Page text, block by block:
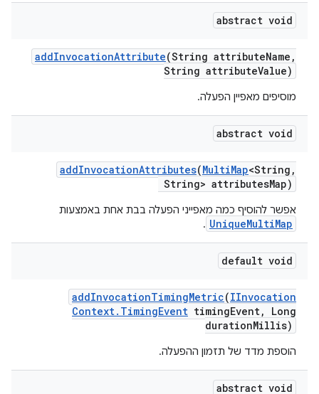
abstract void
addInvocationAttribute(String attributeName ,
String attributeValue)
מוסיפים מאפיין הפעלה.
abstract void
addInvocationAttributes(MultiMap<String ,
String> attributesMap)
אפשר להוסיף כמה מאפייני הפעלה בבת אחת באמצעות
UniqueMultiMap
.
default void
addInvocationTimingMetric(IInvocation
Context. TimingEvent timingEvent,
Long
durationMillis)
הוספת מדד של תזמון ההפעלה.
abstract void